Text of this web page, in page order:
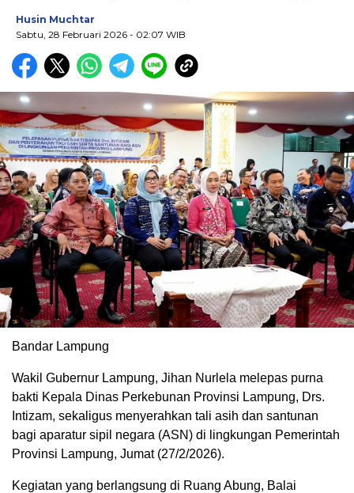
Husin Muchtar
Sabtu, 28 Februari 2026 - 02:07 WIB
Bandar Lampung
Wakil Gubernur Lampung, Jihan Nurlela melepas purna
bakti Kepala Dinas Perkebunan Provinsi Lampung, Drs.
Intizam, sekaligus menyerahkan tali asih dan santunan
bagi aparatur sipil negara (ASN) di lingkungan Pemerintah
Provinsi Lampung, Jumat (27/2/2026).
Kegiatan yang berlangsung di Ruang Abung, Balai